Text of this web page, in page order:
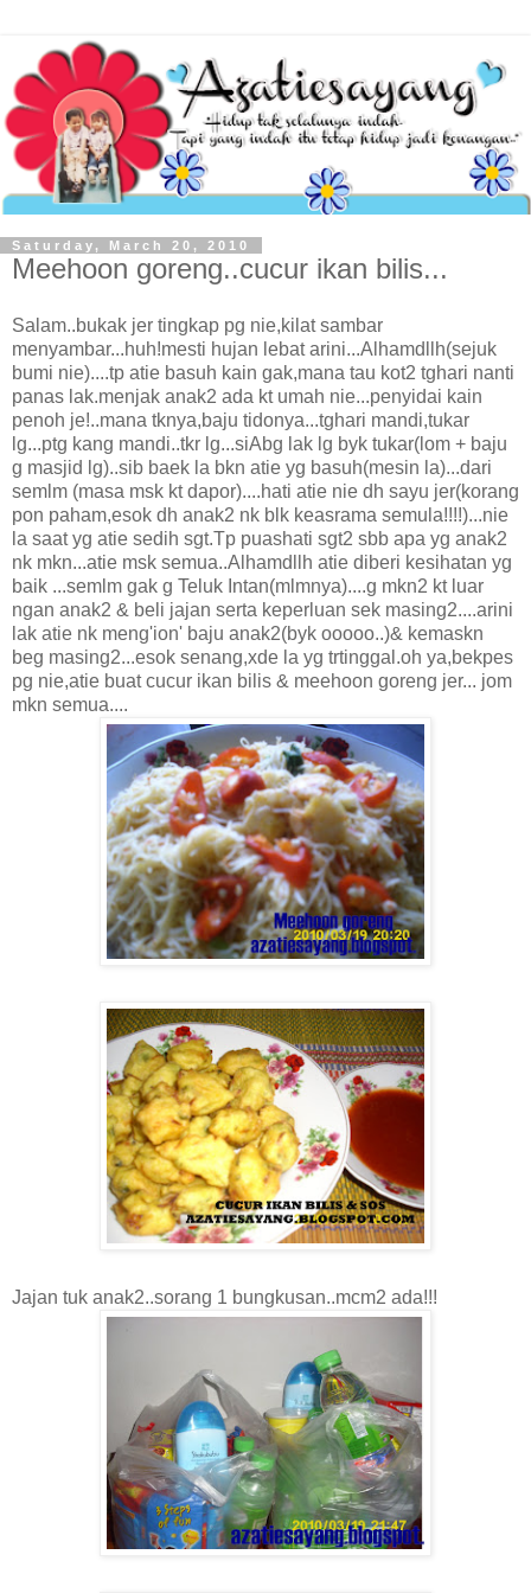
Saturday, March 20, 2010
Meehoon goreng..cucur ikan bilis...
Salam..bukak jer tingkap pg nie,kilat sambar
menyambar...huh!mesti hujan lebat arini...Alhamdllh(sejuk
bumi nie)....tp atie basuh kain gak,mana tau kot2 tghari nanti
panas lak.menjak anak2 ada kt umah nie...penyidai kain
penoh je!..mana tknya,baju tidonya...tghari mandi,tukar
lg...ptg kang mandi..tkr lg...siAbg lak lg byk tukar(lom + baju
g masjid lg)..sib baek la bkn atie yg basuh(mesin la)...dari
semlm (masa msk kt dapor)....hati atie nie dh sayu jer(korang
pon paham,esok dh anak2 nk blk keasrama semula!!!!)...nie
la saat yg atie sedih sgt.Tp puashati sgt2 sbb apa yg anak2
nk mkn...atie msk semua..Alhamdllh atie diberi kesihatan yg
baik ...semlm gak g Teluk Intan(mlmnya)....g mkn2 kt luar
ngan anak2 & beli jajan serta keperluan sek masing2....arini
lak atie nk meng'ion' baju anak2(byk ooooo..)& kemaskn
beg masing2...esok senang,xde la yg trtinggal.oh ya,bekpes
pg nie,atie buat cucur ikan bilis & meehoon goreng jer... jom
mkn semua....
Jajan tuk anak2..sorang 1 bungkusan..mcm2 ada!!!